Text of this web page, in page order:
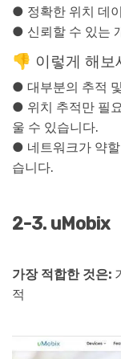
● 정확한 위치 데
● 신뢰할 수 있는
👎 이렇게 해보
● 대부분의 추적
● 위치 추적만 필
울 수 있습니다.
● 네트워크가 약
습니다.
2-3. uMobix
가장 적합한 것은:
적